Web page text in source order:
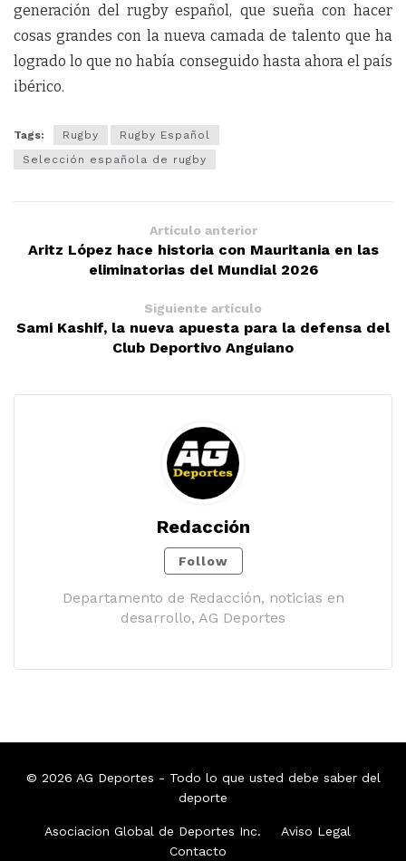
generación del rugby español, que sueña con hacer
cosas grandes con la nueva camada de talento que ha
logrado lo que no había conseguido hasta ahora el país
ibérico.
Tags: Rugby
Rugby Español
Selección española de rugby
Artículo anterior
Aritz López hace historia con Mauritania en las
eliminatorias del Mundial 2026
Siguiente artículo
Sami Kashif, la nueva apuesta para la defensa del
Club Deportivo Anguiano
Redacción
Follow
Departamento de Redacción, noticias en
desarrollo, AG Deportes
© 2026 AG Deportes - Todo lo que usted debe saber del
deporte
Asociacion Global de Deportes Inc.
Aviso Legal
Contacto